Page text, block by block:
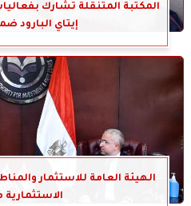
المكتبة المتنقلة تشارك
إيتاي البارود
الهيئة العامة للاستثمار
الاستثمارية